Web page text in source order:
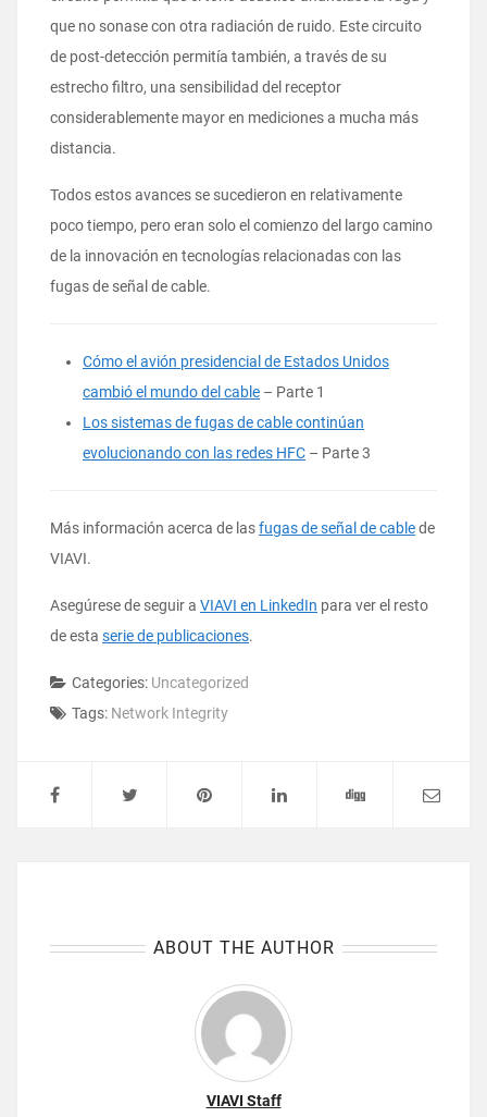
que no sonase con otra radiación de ruido. Este circuito
de post-detección permitía también, a través de su
estrecho filtro, una sensibilidad del receptor
considerablemente mayor en mediciones a mucha más
distancia.
Todos estos avances se sucedieron en relativamente
poco tiempo, pero eran solo el comienzo del largo camino
de la innovación en tecnologías relacionadas con las
fugas de señal de cable.
Cómo el avión presidencial de Estados Unidos
cambió el mundo del cable – Parte 1
Los sistemas de fugas de cable continúan
evolucionando con las redes HFC – Parte 3
Más información acerca de lasfugas de señal de cablede
VIAVI.
Asegúrese de seguir a VIAVI en LinkedIn para ver el resto
de esta serie de publicaciones.
Categories: Uncategorized
Tags: Network Integrity
ABOUT THE AUTHOR
VIAVI Staff